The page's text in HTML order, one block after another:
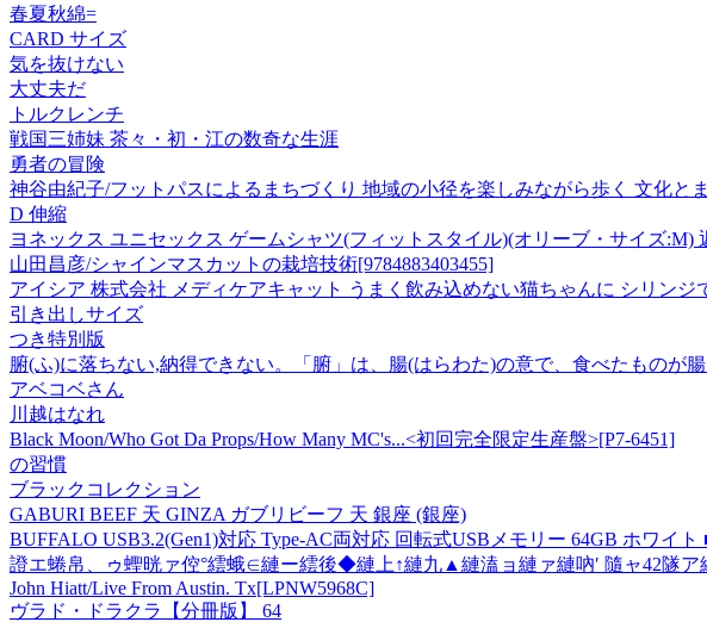
春夏秋綿=
CARD サイズ
気を抜けない
大丈夫だ
トルクレンチ
戦国三姉妹 茶々・初・江の数奇な生涯
勇者の冒険
神谷由紀子/フットパスによるまちづくり 地域の小径を楽しみながら歩く 文化と
D 伸縮
ヨネックス ユニセックス ゲームシャツ(フィットスタイル)(オリーブ・サイズ:M)
山田昌彦/シャインマスカットの栽培技術[9784883403455]
アイシア 株式会社 メディケアキャット うまく飲み込めない猫ちゃんに シリンジ
引き出しサイズ
つき特別版
腑(ふ)に落ちない,納得できない。「腑」は、腸(はらわた)の意で、食べたものが
アベコベさん
川越はなれ
Black Moon/Who Got Da Props/How Many MC's...<初回完全限定生産盤>[P7-6451]
の習慣
ブラックコレクション
GABURI BEEF 天 GINZA ガブリビーフ 天 銀座 (銀座)
BUFFALO USB3.2(Gen1)対応 Type-AC両対応 回転式USBメモリー 64GB ホワイ
證エ蜷帛、ゥ蟶晄ァ倥°繧蛾∈縺ー繧後◆縺上↑縺九▲縺溘ョ縺ァ縺吶′ 隨ャ42隧ア
John Hiatt/Live From Austin. Tx[LPNW5968C]
ヴラド・ドラクラ【分冊版】 64